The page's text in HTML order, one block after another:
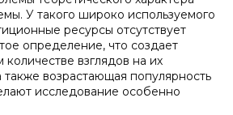
У такого широко используемого
ресурсы отсутствует
определение, что создает
взглядов на их
также возрастающая популярность
исследование особенно